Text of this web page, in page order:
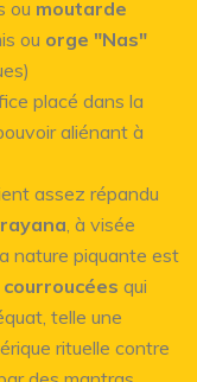
ou moutarde
ou orge "Nas"
placé dans la
aliénant à
assez répandu
, à visée
nature piquante est
qui
telle une
rituelle contre